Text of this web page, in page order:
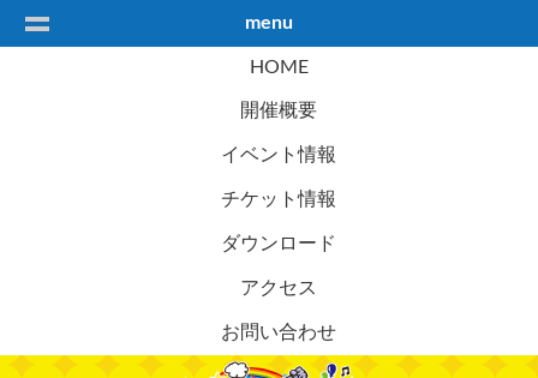
menu
HOME
開催概要
イベント情報
チケット情報
ダウンロード
アクセス
お問い合わせ